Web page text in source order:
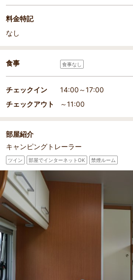
料金特記
なし
食事 食事なし
チェックイン
14:00～17:00
チェックアウト
～11:00
部屋紹介
キャンピングトレーラー
ツイン 部屋でインターネットOK 禁煙ルーム